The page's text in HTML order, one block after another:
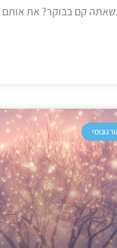
קם בבוקר? את אותם